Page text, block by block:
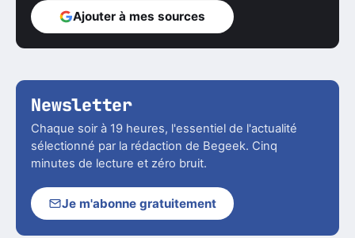
Ajouter à mes sources
Newsletter
Chaque soir à 19 heures, l'essentiel de l'actualité
sélectionné par la rédaction de Begeek. Cinq
minutes de lecture et zéro bruit.
Je m'abonne gratuitement